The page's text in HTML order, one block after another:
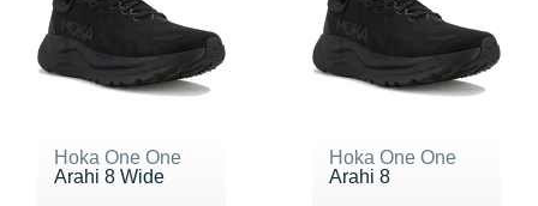
Hoka One One
Arahi 8 Wide
Hoka One One
Arahi 8